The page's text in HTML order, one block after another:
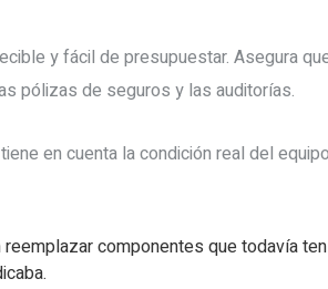
y fácil de presupuestar. Asegura
pólizas de seguros y las auditorías.
en cuenta la condición real del
componentes que todavía